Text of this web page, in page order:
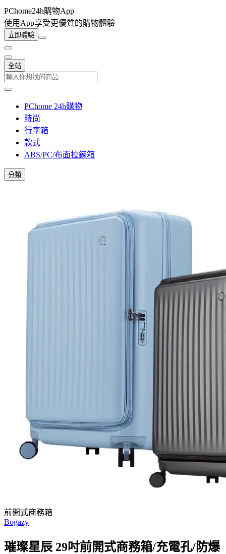
PChome24h購物App
使用App享受更優質的購物體驗
立即體驗
全站
PChome 24h購物
時尚
行李箱
款式
ABS/PC/布面拉鍊箱
分類
前開式商務箱
Bogazy
璀璨星辰 29吋前開式商務箱/充電孔/防爆